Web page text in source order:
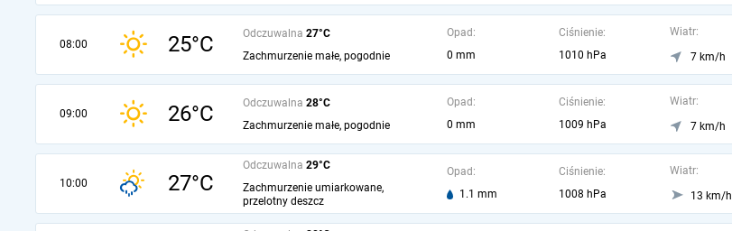
08:00 25°C Odczuwalna 27°C
Zachmurzenie małe, pogodnie
Opad:
0 mm
Ciśnienie:
1010 hPa
Wiatr:
7 km/h
09:00 26°C Odczuwalna 28°C
Zachmurzenie małe, pogodnie
Opad:
0 mm
Ciśnienie:
1009 hPa
Wiatr:
7 km/h
10:00 27°C
Odczuwalna 29°C
Zachmurzenie umiarkowane,
przelotny deszcz
Opad:
1.1 mm
Ciśnienie:
1008 hPa
Wiatr:
13 km/h